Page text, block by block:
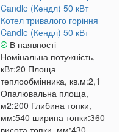
Котел тривалого горіння
Candle (Кендл) 50 кВт
В наявності
Номінальна потужність,
кВт:20 Площа
теплообмінника, кв.м:2,1
Опалювальна площа,
м2:200 Глибина топки,
мм:540 ширина топки:360
висота топки, мм:430